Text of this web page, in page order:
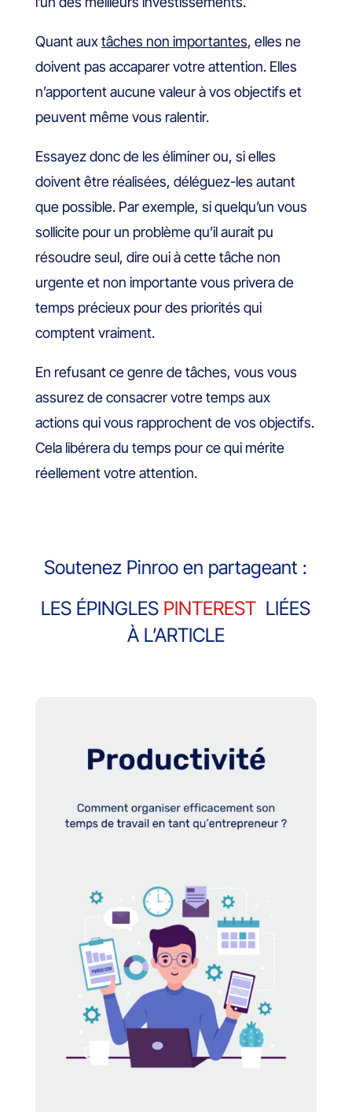
Quant auxtâches non importantes, elles ne
doivent pas accaparer votre attention. Elles
n’apportent aucune valeur à vos objectifs et
peuvent même vous ralentir.
Essayez donc de les éliminer ou, si elles
doivent être réalisées, déléguez-les autant
que possible. Par exemple, si quelqu’un vous
sollicite pour un problème qu’il aurait pu
résoudre seul, dire oui à cette tâche non
urgente et non importante vous privera de
temps précieux pour des priorités qui
comptent vraiment.
En refusant ce genre de tâches, vous vous
assurez de consacrer votre temps aux
actions qui vous rapprochent de vos objectifs.
Cela libérera du temps pour ce qui mérite
réellement votre attention.
Soutenez Pinroo en partageant :
LES ÉPINGLES PINTEREST LIÉES
À L’ARTICLE